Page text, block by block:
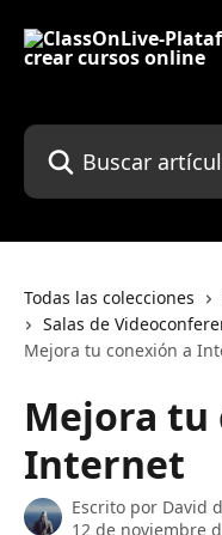
Buscar artículos...
Todas las colecciones
Salas de
Mejora tu conexión a
Mejora tu
Internet
Escrito por David
12 de noviembre